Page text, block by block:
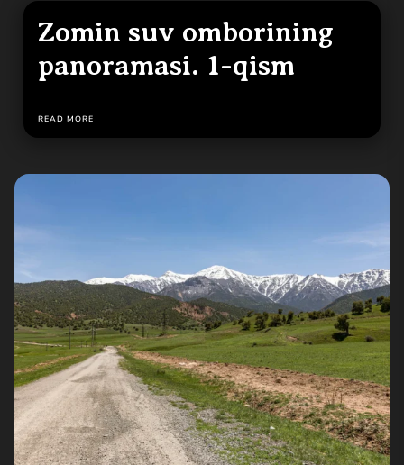
Zomin suv omborining
panoramasi. 1-qism
READ MORE